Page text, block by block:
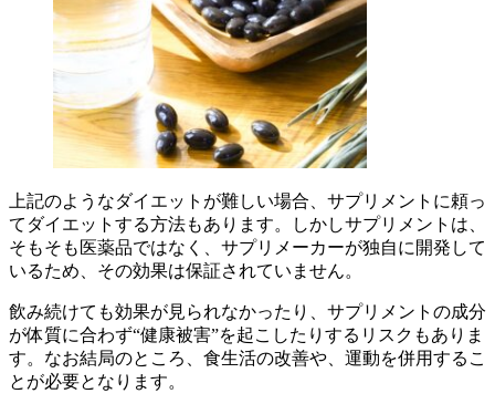
上記のようなダイエットが難しい場合、サプリメントに頼っ
てダイエットする方法もあります。しかしサプリメントは、
そもそも医薬品ではなく、サプリメーカーが独自に開発して
いるため、その効果は保証されていません。
飲み続けても効果が見られなかったり、サプリメントの成分
が体質に合わず“健康被害”を起こしたりするリスクもありま
す。なお結局のところ、食生活の改善や、運動を併用するこ
とが必要となります。